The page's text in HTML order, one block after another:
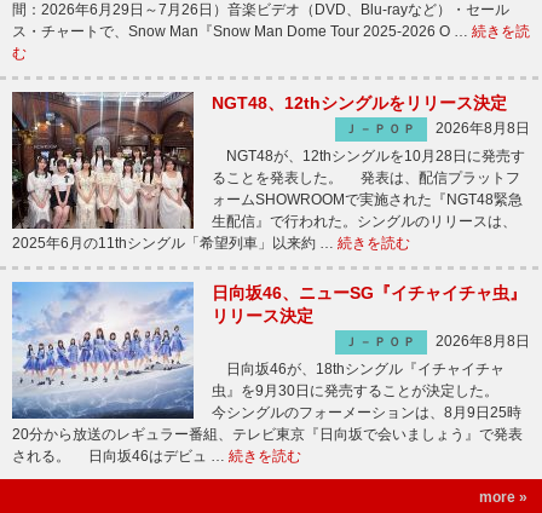
間：2026年6月29日～7月26日）音楽ビデオ（DVD、Blu-rayなど）・セール
ス・チャートで、Snow Man『Snow Man Dome Tour 2025-2026 O … 続きを読
む
NGT48、12thシングルをリリース決定
Ｊ－ＰＯＰ
2026年8月8日
NGT48が、12thシングルを10月28日に発売す
ることを発表した。 発表は、配信プラットフ
ォームSHOWROOMで実施された『NGT48緊急
生配信』で行われた。シングルのリリースは、
2025年6月の11thシングル「希望列車」以来約 … 続きを読む
日向坂46、ニューSG『イチャイチャ虫』
リリース決定
Ｊ－ＰＯＰ
2026年8月8日
日向坂46が、18thシングル『イチャイチャ
虫』を9月30日に発売することが決定した。
今シングルのフォーメーションは、8月9日25時
20分から放送のレギュラー番組、テレビ東京『日向坂で会いましょう』で発表
される。 日向坂46はデビュ … 続きを読む
more »